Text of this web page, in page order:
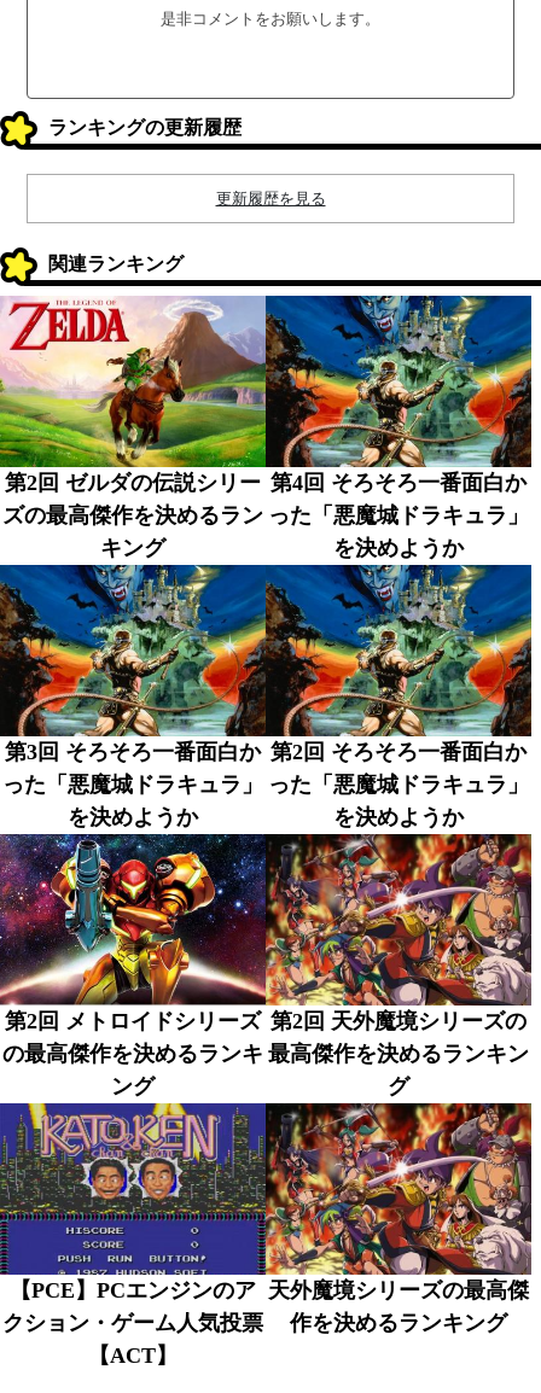
是非コメントをお願いします。
ランキングの更新履歴
更新履歴を見る
関連ランキング
第2回 ゼルダの伝説シリー
ズの最高傑作を決めるラン
キング
第4回 そろそろ一番面白か
った「悪魔城ドラキュラ」
を決めようか
第3回 そろそろ一番面白か
った「悪魔城ドラキュラ」
を決めようか
第2回 そろそろ一番面白か
った「悪魔城ドラキュラ」
を決めようか
第2回 メトロイドシリーズ
の最高傑作を決めるランキ
ング
第2回 天外魔境シリーズの
最高傑作を決めるランキン
グ
【PCE】PCエンジンのア
クション・ゲーム人気投票
【ACT】
天外魔境シリーズの最高傑
作を決めるランキング